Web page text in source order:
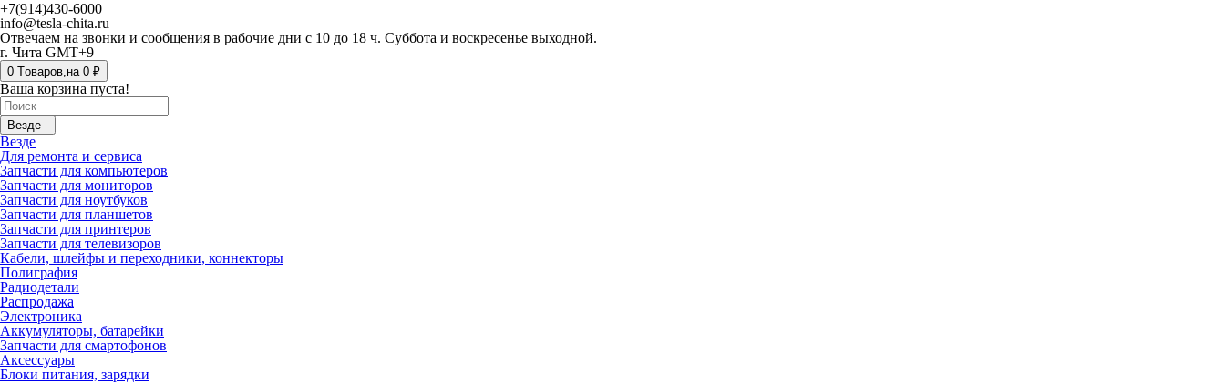
+7(914)430-6000
info@tesla-chita.ru
Отвечаем на звонки и сообщения в рабочие дни с 10 до 18 ч. Суббота и воскресенье выходной.
г. Чита GMT+9
0 Tоваров,на 0 ₽
Ваша корзина пуста!
Везде
Везде
Для ремонта и сервиса
Запчасти для компьютеров
Запчасти для мониторов
Запчасти для ноутбуков
Запчасти для планшетов
Запчасти для принтеров
Запчасти для телевизоров
Кабели, шлейфы и переходники, коннекторы
Полиграфия
Радиодетали
Распродажа
Электроника
Аккумуляторы, батарейки
Запчасти для смартофонов
Аксессуары
Блоки питания, зарядки